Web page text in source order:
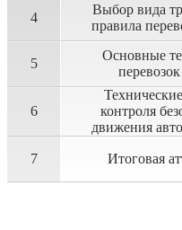
4
Выбор вида
правила
5
Основные
6
контроля
движения
7 Итоговая